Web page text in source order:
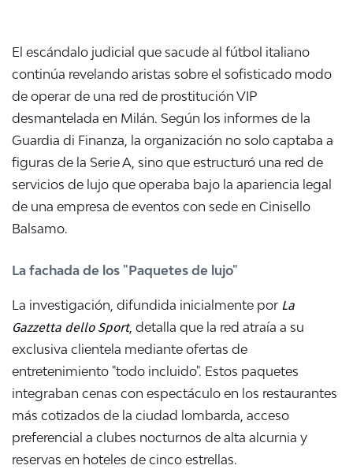
El escándalo judicial que sacude al fútbol italiano
continúa revelando aristas sobre el sofisticado modo
de operar de una red de prostitución VIP
desmantelada en Milán. Según los informes de la
Guardia di Finanza, la organización no solo captaba a
figuras de la Serie A, sino que estructuró una red de
servicios de lujo que operaba bajo la apariencia legal
de una empresa de eventos con sede en Cinisello
Balsamo.
La fachada de los "Paquetes de lujo"
La investigación, difundida inicialmente por La
Gazzetta dello Sport, detalla que la red atraía a su
exclusiva clientela mediante ofertas de
entretenimiento "todo incluido". Estos paquetes
integraban cenas con espectáculo en los restaurantes
más cotizados de la ciudad lombarda, acceso
preferencial a clubes nocturnos de alta alcurnia y
reservas en hoteles de cinco estrellas.